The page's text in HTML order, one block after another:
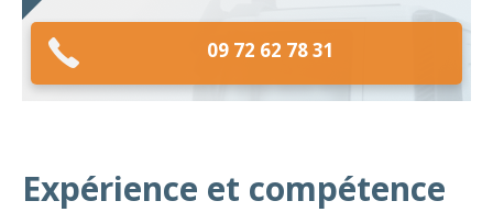
09 72 62 78 31
Expérience et compétence